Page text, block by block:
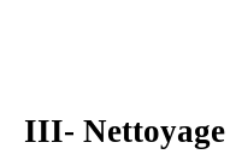
III- Nettoyage